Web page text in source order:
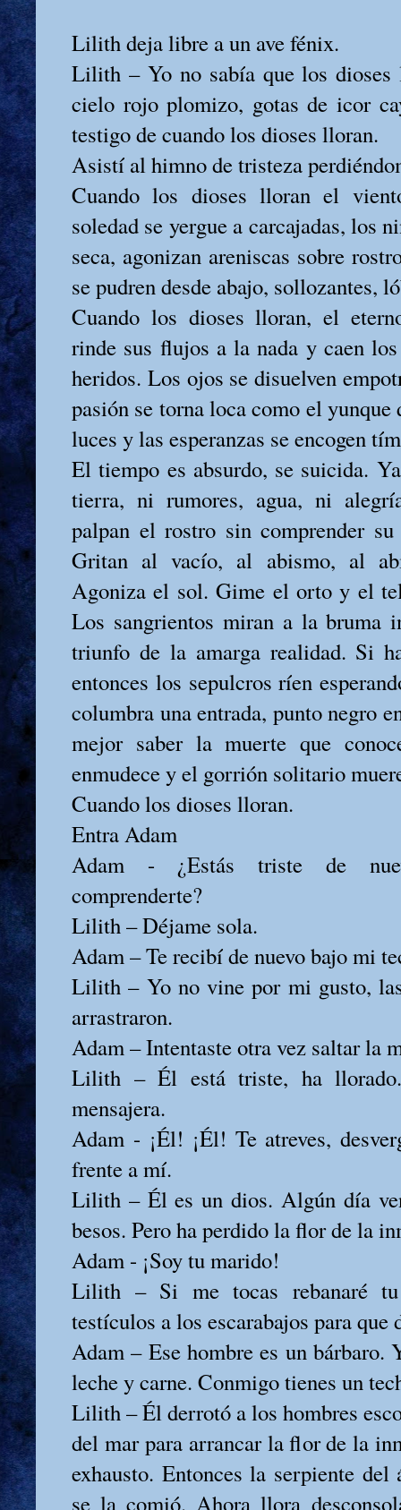
Lilith deja libre a un ave fénix.
Lilith – Yo no sabía que los dioses
cielo rojo plomizo, gotas de icor
testigo de cuando los dioses lloran.
Asistí al himno de tristeza
Cuando los dioses lloran el
soledad se yergue a carcajadas, los
seca, agonizan areniscas sobre
se pudren desde abajo, sollozantes,
Cuando los dioses lloran, el
rinde sus flujos a la nada y caen
heridos. Los ojos se disuelven
pasión se torna loca como el yunque
luces y las esperanzas se encogen
El tiempo es absurdo, se suicida.
tierra, ni rumores, agua, ni
palpan el rostro sin comprender
Gritan al vacío, al abismo, al
Agoniza el sol. Gime el orto y el
Los sangrientos miran a la bruma
triunfo de la amarga realidad. Si
entonces los sepulcros ríen
columbra una entrada, punto negro
mejor saber la muerte que
enmudece y el gorrión solitario
Cuando los dioses lloran.
Entra Adam
Adam - ¿Estás triste de
comprenderte?
Lilith – Déjame sola.
Adam – Te recibí de nuevo bajo mi
Lilith – Yo no vine por mi gusto,
arrastraron.
Adam – Intentaste otra vez saltar la
Lilith – Él está triste, ha
mensajera.
Adam - ¡Él! ¡Él! Te atreves,
frente a mí.
Lilith – Él es un dios. Algún día
besos. Pero ha perdido la flor de la
Adam - ¡Soy tu marido!
Lilith – Si me tocas rebanaré
testículos a los escarabajos para que
Adam – Ese hombre es un bárbaro.
leche y carne. Conmigo tienes un
Lilith – Él derrotó a los hombres
del mar para arrancar la flor de la
exhausto. Entonces la serpiente
se la comió. Ahora llora